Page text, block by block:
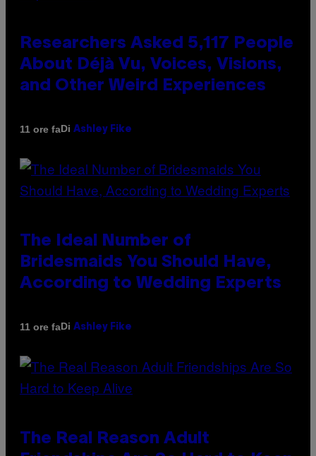
Researchers Asked 5,117 People
About Déjà Vu, Voices, Visions,
and Other Weird Experiences
11 ore faDi Ashley Fike
The Ideal Number of
Bridesmaids You Should Have,
According to Wedding Experts
11 ore faDi Ashley Fike
The Real Reason Adult